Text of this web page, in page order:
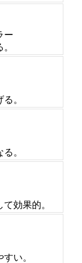
ー
。
。
効果的。
い。